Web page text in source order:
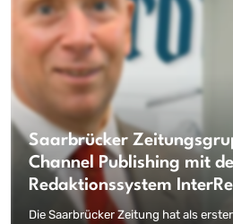
Saarbrücker
Channel Publishing mit
Redaktionssystem
Die Saarbrücker Zeitung hat als